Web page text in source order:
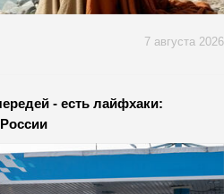
7 августа 2026
- есть лайфхаки: